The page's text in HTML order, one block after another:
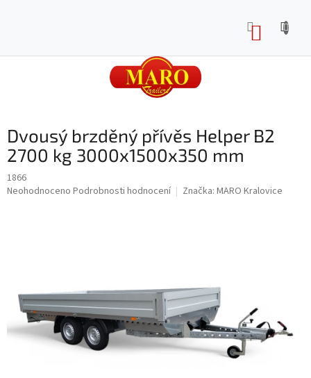
Dvousý brzděný přívěs Helper B2
2700 kg 3000x1500x350 mm
1866
Průměrné
Neohodnoceno Podrobnosti hodnocení Značka: MARO Kralovice